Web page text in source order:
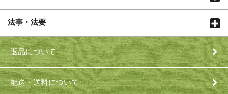
法事・法要
返品について
配送・送料について